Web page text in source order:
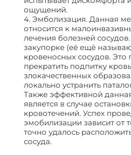
ощущений.
4. Эмболизация. Данная
относится к
лечения болезней сосудов.
закупорке (её ещё
кровеносных сосудов. Это
прекратить подпитку
злокачественных
локально устранить
Также эффективной
является в случае
кровотечений. Успех
эмобилизации зависит от
точно удалось
сосуда.